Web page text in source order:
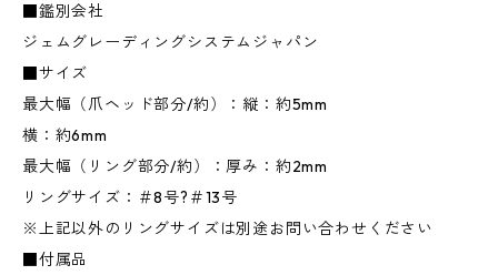
■鑑別会社
ジェムグレーディングシステムジャパン
■サイズ
最大幅（爪ヘッド部分/約）：縦：約5mm
横：約6mm
最大幅（リング部分/約）：厚み：約2mm
リングサイズ：＃8号?＃13号
※上記以外のリングサイズは別途お問い合わせください
■付属品